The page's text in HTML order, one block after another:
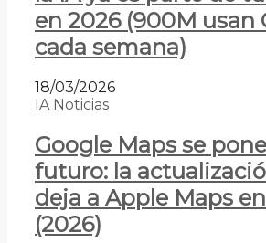
en 2026 (900M usan
cada semana)
18/03/2026
IA Noticias
Google Maps se
futuro: la
deja a Apple Maps
(2026)